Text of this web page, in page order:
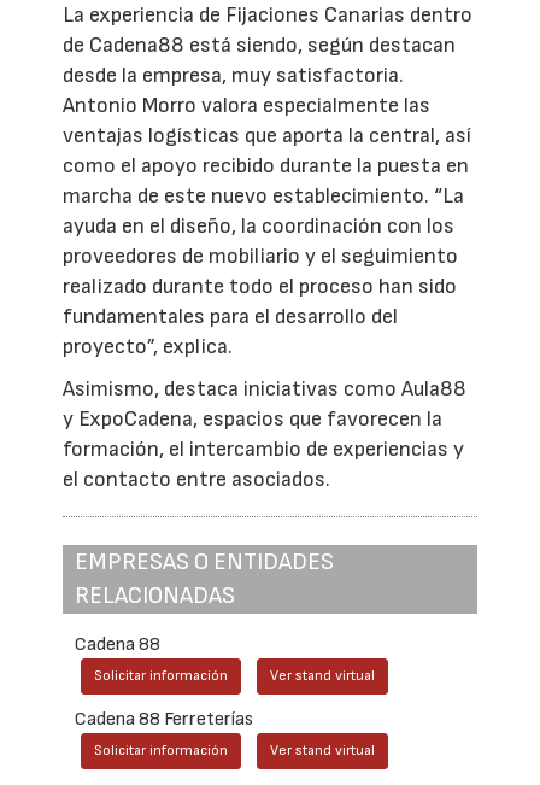
La experiencia de Fijaciones Canarias dentro
de Cadena88 está siendo, según destacan
desde la empresa, muy satisfactoria.
Antonio Morro valora especialmente las
ventajas logísticas que aporta la central, así
como el apoyo recibido durante la puesta en
marcha de este nuevo establecimiento. “La
ayuda en el diseño, la coordinación con los
proveedores de mobiliario y el seguimiento
realizado durante todo el proceso han sido
fundamentales para el desarrollo del
proyecto”, explica.
Asimismo, destaca iniciativas como Aula88
y ExpoCadena, espacios que favorecen la
formación, el intercambio de experiencias y
el contacto entre asociados.
EMPRESAS O ENTIDADES
RELACIONADAS
Cadena 88
Solicitar información Ver stand virtual
Cadena 88 Ferreterías
Solicitar información Ver stand virtual